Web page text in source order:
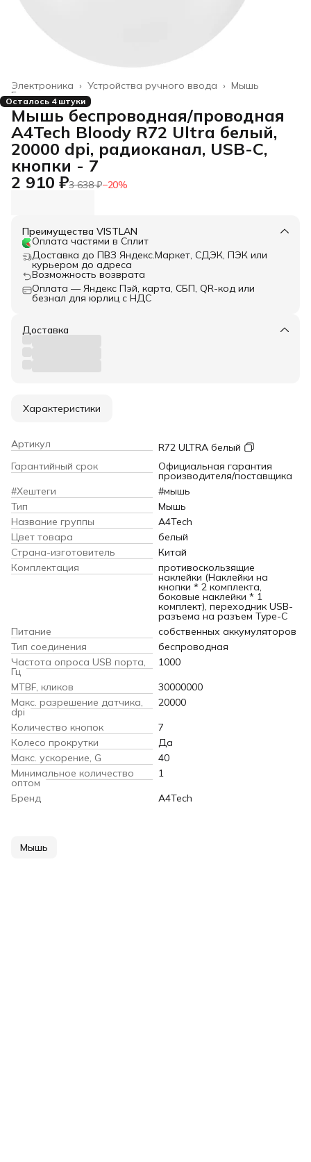
Мышь
Устройства ручного ввода ›
Электроника ›
Главная ›
Осталось 4 штуки
Мышь беспроводная/проводная
A4Tech Bloody R72 Ultra белый,
20000 dpi, радиоканал, USB-C,
кнопки - 7
2 910 ₽3 638 ₽−20%
Преимущества VISTLAN
Оплата частями в Сплит
Доставка до ПВЗ Яндекс.Маркет, СДЭК, ПЭК или
курьером до адреса
Возможность возврата
Оплата — Яндекс Пэй, карта, СБП, QR-код или
безнал для юрлиц с НДС
Доставка
Характеристики
Артикул
R72 ULTRA белый
Гарантийный срок
Официальная гарантия
производителя/поставщика
#Хештеги
#мышь
Тип
Мышь
Название группы
A4Tech
Цвет товара
белый
Страна-изготовитель
Китай
Комплектация
противоскользящие
наклейки (Наклейки на
кнопки * 2 комплекта,
боковые наклейки * 1
комплект), переходник USB-
разъема на разъем Type-C
Питание
собственных аккумуляторов
Тип соединения
беспроводная
Частота опроса USB порта,
Гц
1000
MTBF, кликов
30000000
Макс. разрешение датчика,
dpi
20000
Количество кнопок
7
Колесо прокрутки
Да
Макс. ускорение, G
40
Минимальное количество
оптом
1
Бренд
A4Tech
Мышь